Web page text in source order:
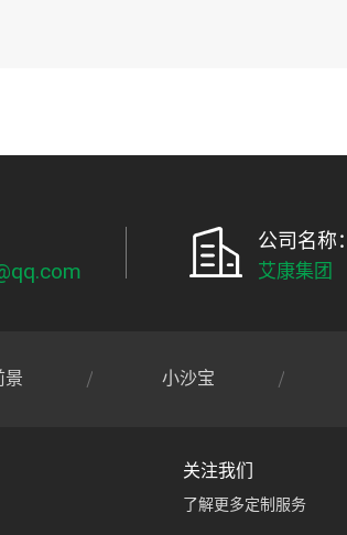
公司名称：
艾康集团
景 小沙宝
关注我们
了解更多定制服务